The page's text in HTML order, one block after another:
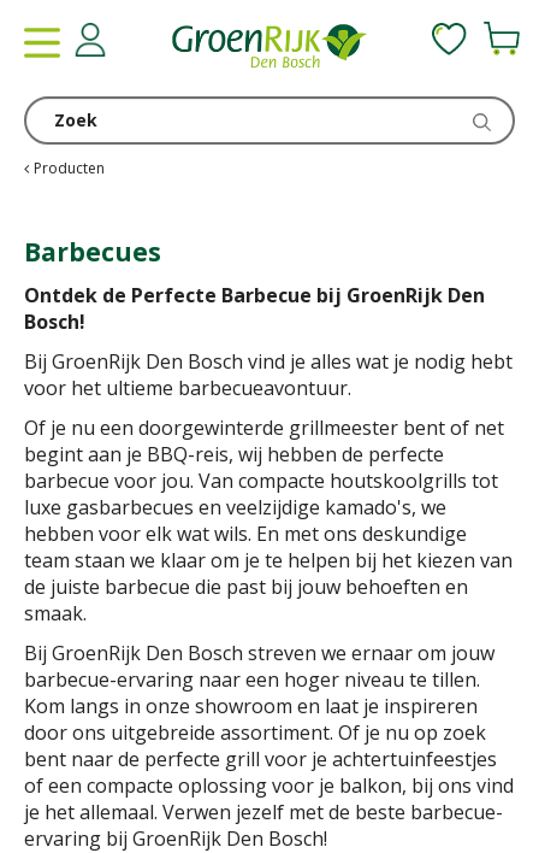
Producten
Barbecues
Ontdek de Perfecte Barbecue bij GroenRijk Den
Bosch!
Bij GroenRijk Den Bosch vind je alles wat je nodig hebt
voor het ultieme barbecueavontuur.
Of je nu een doorgewinterde grillmeester bent of net
begint aan je BBQ-reis, wij hebben de perfecte
barbecue voor jou. Van compacte houtskoolgrills tot
luxe gasbarbecues en veelzijdige kamado's, we
hebben voor elk wat wils. En met ons deskundige
team staan we klaar om je te helpen bij het kiezen van
de juiste barbecue die past bij jouw behoeften en
smaak.
Bij GroenRijk Den Bosch streven we ernaar om jouw
barbecue-ervaring naar een hoger niveau te tillen.
Kom langs in onze showroom en laat je inspireren
door ons uitgebreide assortiment. Of je nu op zoek
bent naar de perfecte grill voor je achtertuinfeestjes
of een compacte oplossing voor je balkon, bij ons vind
je het allemaal. Verwen jezelf met de beste barbecue-
ervaring bij GroenRijk Den Bosch!